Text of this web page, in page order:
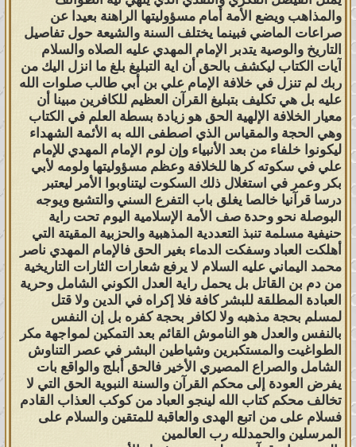
والسلام على محمدٍ رسول الله صلّى الله
عليه وآله وسلم وجميع المؤمنين في كلّ
زمانٍ ومكانٍ إلى يوم الدين، أمّا بعد..
ويا حبيبي في الله، عليك أن تعلم أنّ قول
الله تعالى: {يَا أَيُّهَا الرَّسُولُ بَلِّغْ مَا أُنزِلَ
إِلَيْكَ مِن رَّبِّكَ ۖ وَإِن لَّمْ تَفْعَلْ فَمَا بَلَّغْتَ
رِسَالَتَهُ ۚ وَاللَّهُ يَعْصِمُكَ مِنَ النَّاسِ ۗ إِنَّ اللَّهَ
لَا يَهْدِي الْقَوْمَ الْكَافِرِينَ (67)}
صدق الله
العظيم [المائدة].
فإنّ هذه الآية تخصّ تبليغ رسالة الله
القرآن العظيم لينذر الكفار من الناس،
ولذلك قال الله تعالى:{وَاللَّهُ يَعْصِمُكَ مِنَ
النَّاسِ ۗ إِنَّ اللَّهَ لَا يَهْدِي الْقَوْمَ الْكَافِرِينَ
(67)}
صدق الله العظيم، ولا يخاطب الله
فيها المؤمنين؛ بل الكافرين وأعداء الدين
والقرآن العظيم، ولا يخصّ في خطابها
خلافة أبتي الإمام علي بن أبي طالب كون
الشيعةيُأوِّلونهذه الآية بغير ما يقصده
والمذاهب ويضع الأمة أمام مسؤوليتها الراهنة بعيدا عن
صراعات الماضي فبينما يختلف السنة والشيعة حول تفاصيل
التاريخ والوصية يتدبر الإمام المهدي عليه الصلاه والسلام
آيات الكتاب ليكشف بالحق أن اية التبليغ بلغ ما انزل اليك من
ربك لم تنزل في خلافة الإمام علي بن أبي طالب صلوات الله
عليه بل هي تكليف بتبليغ القرآن العظيم للكافرين مبينا أن
معيار الخلافة الإلهية الحق هو زيادة بسطة العلم في الكتاب
وهي الحجة والمقياس الذي اصطفى الله به الأئمة الشهداء
ليكونوا خلفاء من بعد الأنبياء وإن لوم الإمام المهدي للإمام
علي في سكوته كرها للخلافة وعظم مسؤوليتها ولومه لأبي
بكر وعمر في استغلال ذلك السكوت ليتناوبوا الأمر ليعتبر
درسا قرآنيا خالصا يغلق باب التفرع السني والتشيع ويوجه
البوصلة نحو وحدة صف الأمة الإسلامية اليوم تحت راية
حنيفية مسلمة تنبذ التعددية المذهبية والحزبية المقيتة التي
أهلكت العباد وسفكت الدماء بغير الحق فالإمام المهدي ناصر
محمد اليماني عليه السلام لا يرفع شعارات الثارات التاريخية
من دم بن القاتل بل يحمل راية العدل الكوني الشامل وحرية
العبادة المطلقة للبشر كافة فلا إكراه في الدين ولا قتل
لمسلم بحجة مذهبه ولا لكافر بحجة كفره بل إن النفس
بالنفس والعدل هو الناموش القائم بعد التمكين لمواجهة مكر
الطواغيت والمستكبرين وشياطين البشر في عصر التناوش
الشامل والصراع المصيري الأخير فالحق أبلج والواقع بات
يفرض العودة إلى محكم القرآن والسنة النبوية الحق التي لا
تخالف محكم كتاب الله لينجو العباد من كوكب العذاب القادم
فسلام على من اتبع الهدى والعاقبة للمتقين والسلام على
المرسلين والحمدلله رب العالمين